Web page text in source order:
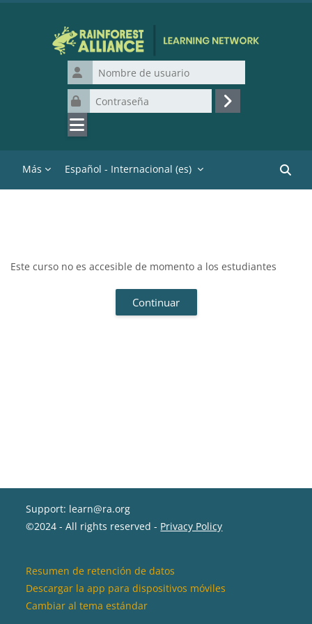
Nombre de usuario
Contraseña
Acceder
Más Español - Internacional ‎(es)‎
Este curso no es accesible de momento a los estudiantes
Continuar
Support: learn@ra.org
©2024 - All rights reserved - Privacy Policy
Resumen de retención de datos
Descargar la app para dispositivos móviles
Cambiar al tema estándar